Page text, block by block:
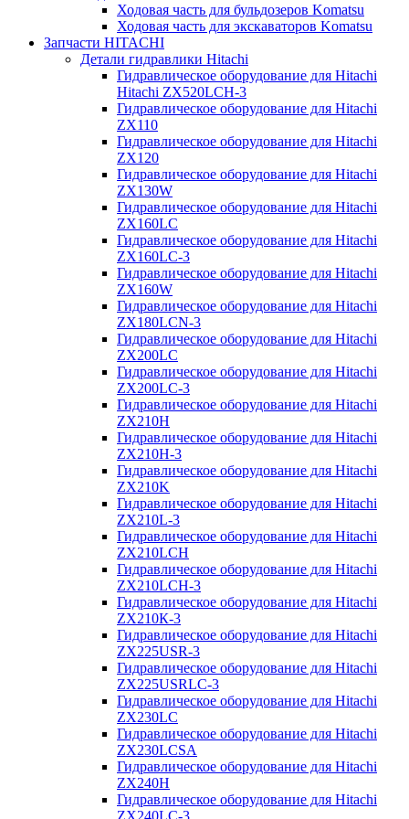
Ходовая часть для бульдозеров Komatsu
Ходовая часть для экскаваторов Komatsu
Запчасти HITACHI
Детали гидравлики Hitachi
Гидравлическое оборудование для Hitachi
Hitachi ZX520LCH-3
Гидравлическое оборудование для Hitachi
ZX110
Гидравлическое оборудование для Hitachi
ZX120
Гидравлическое оборудование для Hitachi
ZX130W
Гидравлическое оборудование для Hitachi
ZX160LC
Гидравлическое оборудование для Hitachi
ZX160LC-3
Гидравлическое оборудование для Hitachi
ZX160W
Гидравлическое оборудование для Hitachi
ZX180LCN-3
Гидравлическое оборудование для Hitachi
ZX200LC
Гидравлическое оборудование для Hitachi
ZX200LC-3
Гидравлическое оборудование для Hitachi
ZX210H
Гидравлическое оборудование для Hitachi
ZX210H-3
Гидравлическое оборудование для Hitachi
ZX210K
Гидравлическое оборудование для Hitachi
ZX210L-3
Гидравлическое оборудование для Hitachi
ZX210LCH
Гидравлическое оборудование для Hitachi
ZX210LCH-3
Гидравлическое оборудование для Hitachi
ZX210К-3
Гидравлическое оборудование для Hitachi
ZX225USR-3
Гидравлическое оборудование для Hitachi
ZX225USRLC-3
Гидравлическое оборудование для Hitachi
ZX230LC
Гидравлическое оборудование для Hitachi
ZX230LCSA
Гидравлическое оборудование для Hitachi
ZX240H
Гидравлическое оборудование для Hitachi
ZX240LC-3